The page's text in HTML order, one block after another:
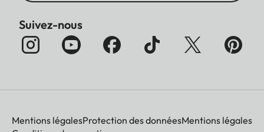
Suivez-nous
Mentions légalesProtection des donnéesMentions légales